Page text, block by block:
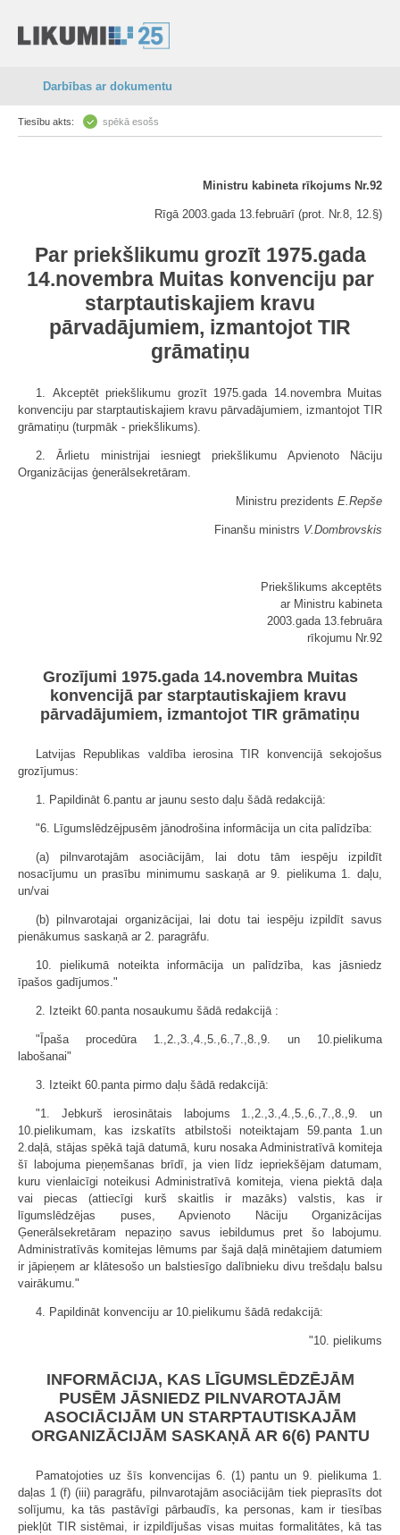
Darbības ar dokumentu
Tiesību akts: spēkā esošs
Ministru kabineta rīkojums Nr.92
Rīgā 2003.gada 13.februārī (prot. Nr.8, 12.§)
Par priekšlikumu grozīt 1975.gada
14.novembra Muitas konvenciju par
starptautiskajiem kravu
pārvadājumiem, izmantojot TIR
grāmatiņu
1. Akceptēt priekšlikumu grozīt 1975.gada 14.novembra Muitas
konvenciju par starptautiskajiem kravu pārvadājumiem, izmantojot TIR
grāmatiņu (turpmāk - priekšlikums).
2. Ārlietu ministrijai iesniegt priekšlikumu Apvienoto Nāciju
Organizācijas ģenerālsekretāram.
Ministru prezidents E.Repše
Finanšu ministrs V.Dombrovskis
Priekšlikums akceptēts
ar Ministru kabineta
2003.gada 13.februāra
rīkojumu Nr.92
Grozījumi 1975.gada 14.novembra Muitas
konvencijā par starptautiskajiem kravu
pārvadājumiem, izmantojot TIR grāmatiņu
Latvijas Republikas valdība ierosina TIR konvencijā sekojošus
grozījumus:
1. Papildināt 6.pantu ar jaunu sesto daļu šādā redakcijā:
"6. Līgumslēdzējpusēm jānodrošina informācija un cita palīdzība:
(a) pilnvarotajām asociācijām, lai dotu tām iespēju izpildīt
nosacījumu un prasību minimumu saskaņā ar 9. pielikuma 1. daļu,
un/vai
(b) pilnvarotajai organizācijai, lai dotu tai iespēju izpildīt savus
pienākumus saskaņā ar 2. paragrāfu.
10. pielikumā noteikta informācija un palīdzība, kas jāsniedz
īpašos gadījumos."
2. Izteikt 60.panta nosaukumu šādā redakcijā :
"Īpaša procedūra 1.,2.,3.,4.,5.,6.,7.,8.,9. un 10.pielikuma
labošanai"
3. Izteikt 60.panta pirmo daļu šādā redakcijā:
"1. Jebkurš ierosinātais labojums 1.,2.,3.,4.,5.,6.,7.,8.,9. un
10.pielikumam, kas izskatīts atbilstoši noteiktajam 59.panta 1.un
2.daļā, stājas spēkā tajā datumā, kuru nosaka Administratīvā komiteja
šī labojuma pieņemšanas brīdī, ja vien līdz iepriekšējam datumam,
kuru vienlaicīgi noteikusi Administratīvā komiteja, viena piektā daļa
vai piecas (attiecīgi kurš skaitlis ir mazāks) valstis, kas ir
līgumslēdzējas puses, Apvienoto Nāciju Organizācijas
Ģenerālsekretāram nepaziņo savus iebildumus pret šo labojumu.
Administratīvās komitejas lēmums par šajā daļā minētajiem datumiem
ir jāpieņem ar klātesošo un balstiesīgo dalībnieku divu trešdaļu balsu
vairākumu."
4. Papildināt konvenciju ar 10.pielikumu šādā redakcijā:
"10. pielikums
INFORMĀCIJA, KAS LĪGUMSLĒDZĒJĀM
PUSĒM JĀSNIEDZ PILNVAROTAJĀM
ASOCIĀCIJĀM UN STARPTAUTISKAJĀM
ORGANIZĀCIJĀM SASKAŅĀ AR 6(6) PANTU
Pamatojoties uz šīs konvencijas 6. (1) pantu un 9. pielikuma 1.
daļas 1 (f) (iii) paragrāfu, pilnvarotajām asociācijām tiek pieprasīts dot
solījumu, ka tās pastāvīgi pārbaudīs, ka personas, kam ir tiesības
piekļūt TIR sistēmai, ir izpildījušas visas muitas formalitātes, kā tas